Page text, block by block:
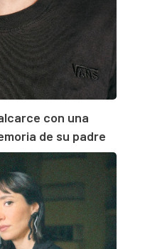
con una
de su padre